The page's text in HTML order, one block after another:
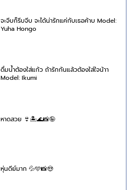
จะจีบก็รีบจีบ จะได้น่ารักแค่กับเธอค้าบ Model:
Yuha Hongo
ดื่มน้ำต้องใส่แก้ว ถ้ารักกันแล้วต้องใส่ใจน้าา
Model: Ikumi
หาดสวย 👙🏝🌊📸🤪
หุ่นดีย์มาก 💦🩵📸😍